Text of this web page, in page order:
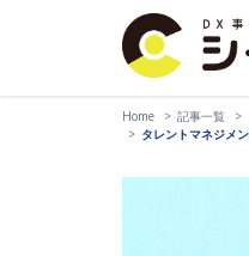
Home 記事一覧
タレントマネジメ